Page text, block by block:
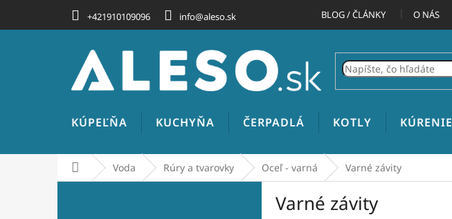
obsah
+421910109096 info@aleso.sk BLOG / ČLÁNKY O NÁS
KÚPEĽŇA KUCHYŇA ČERPADLÁ KOTLY KÚRENIE
DomovVoda Rúry a tvarovky Oceľ - varná Varné závity
Varné závity